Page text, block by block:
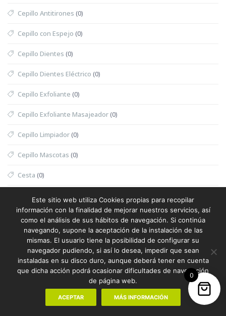
Cepillo Antitirones (0)
Cepillo con Espejo (0)
Cepillo Dientes (0)
Cepillo Dientes Eléctrico (0)
Cepillo Exfoliante (0)
Cepillo Exfoliante Masajeador(0)
Cepillo Limpiador(0)
Cepillo Mascotas (0)
Cesta (0)
Cesta Halloween (0)
Cesta Nevera Picnic (0)
Cesta Picnic(0)
Cesta Térmica (0)
Chaleco (1)
Chaleco Mujer(0)
0
Este sitio web utiliza Cookies propias para recopilar
información con la finalidad de mejorar nuestros servicios, así
como el análisis de sus hábitos de navegación. Si continúa
navegando, supone la aceptación de la instalación de las
mismas. El usuario tiene la posibilidad de configurar su
navegador pudiendo, si así lo desea, impedir que sean
instaladas en su disco duro, aunque deberá tener en cuenta
que dicha acción podrá ocasionar dificultades de navegación
de página web.
ACEPTAR MÁS INFORMACIÓN